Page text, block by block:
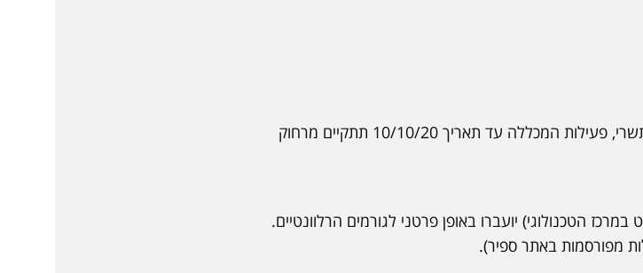
בהתאם להחלטת הממשלה לסגר בתקופת חגי תשרי, פעילות המכללה עד תאריך 10/10/20 תתקיים מרחוק
הטכנולוגי) יועברו באופן פרטני לגורמים הרלוונטיים.
מפורסמות באתר ספיר).